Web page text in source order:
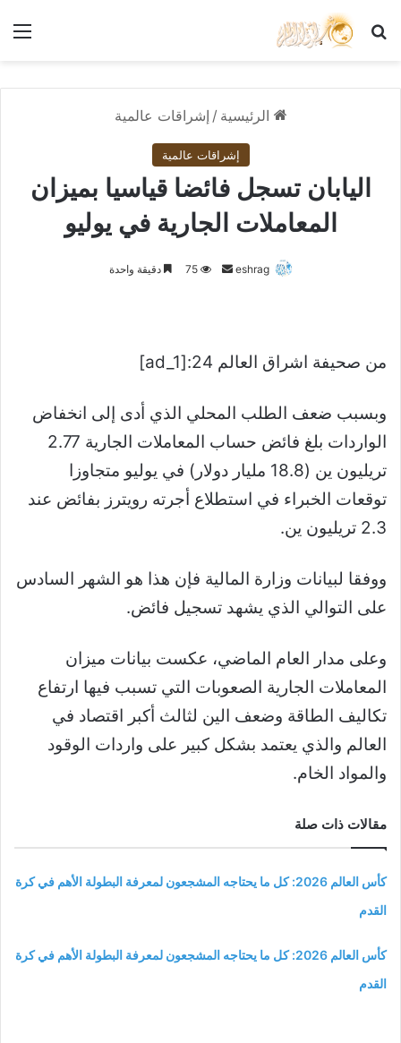
بحث عن
الرئيسية / إشراقات عالمية
إشراقات عالمية
اليابان تسجل فائضا قياسيا بميزان
المعاملات الجارية في يوليو
eshrag
أرسل75 دقيقة واحدة
من صحيفة اشراق العالم 24:[ad_1]
وبسبب ضعف الطلب المحلي الذي أدى إلى انخفاض
الواردات بلغ فائض حساب المعاملات الجارية 2.77
تريليون ين (18.8 مليار دولار) في يوليو متجاوزا
توقعات الخبراء في استطلاع أجرته رويترز بفائض عند
2.3 تريليون ين.
ووفقا لبيانات وزارة المالية فإن هذا هو الشهر السادس
على التوالي الذي يشهد تسجيل فائض.
وعلى مدار العام الماضي، عكست بيانات ميزان
المعاملات الجارية الصعوبات التي تسبب فيها ارتفاع
تكاليف الطاقة وضعف الين لثالث أكبر اقتصاد في
العالم والذي يعتمد بشكل كبير على واردات الوقود
والمواد الخام.
مقالات ذات صلة
كأس العالم 2026: كل ما يحتاجه المشجعون لمعرفة البطولة الأهم في كرة
القدم
كأس العالم 2026: كل ما يحتاجه المشجعون لمعرفة البطولة الأهم في كرة
القدم